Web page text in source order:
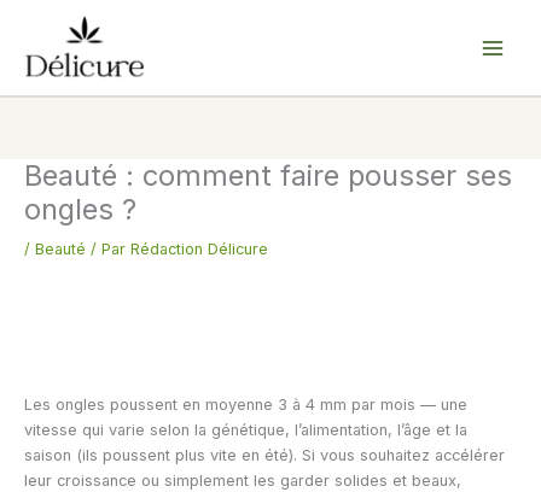
contenu
Beauté : comment faire pousser ses
ongles ?
/ Beauté / Par Rédaction Délicure
Les ongles poussent en moyenne 3 à 4 mm par mois — une
vitesse qui varie selon la génétique, l’alimentation, l’âge et la
saison (ils poussent plus vite en été). Si vous souhaitez accélérer
leur croissance ou simplement les garder solides et beaux,